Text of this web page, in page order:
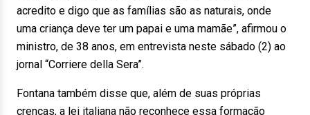
acredito e digo que as famílias são as naturais, onde
uma criança deve ter um papai e uma mamãe”, afirmou o
ministro, de 38 anos, em entrevista neste sábado (2) ao
jornal “Corriere della Sera”.
Fontana também disse que, além de suas próprias
crenças, a lei italiana não reconhece essa formação